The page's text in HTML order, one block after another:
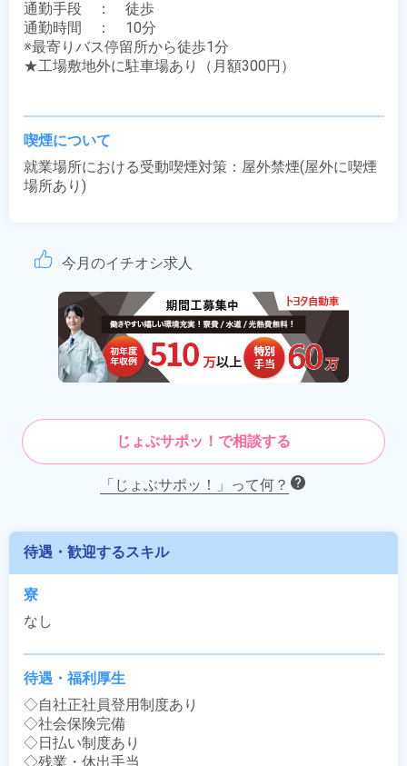
通勤手段　：　徒歩
通勤時間　：　10分
※最寄りバス停留所から徒歩1分
★工場敷地外に駐車場あり（月額300円）
喫煙について
就業場所における受動喫煙対策：屋外禁煙(屋外に喫煙
場所あり)
今月のイチオシ求人
じょぶサポッ！で相談する
「じょぶサポッ！」って何？
待遇・歓迎するスキル
寮
なし
待遇・福利厚生
◇自社正社員登用制度あり
◇社会保険完備
◇日払い制度あり
◇残業・休出手当